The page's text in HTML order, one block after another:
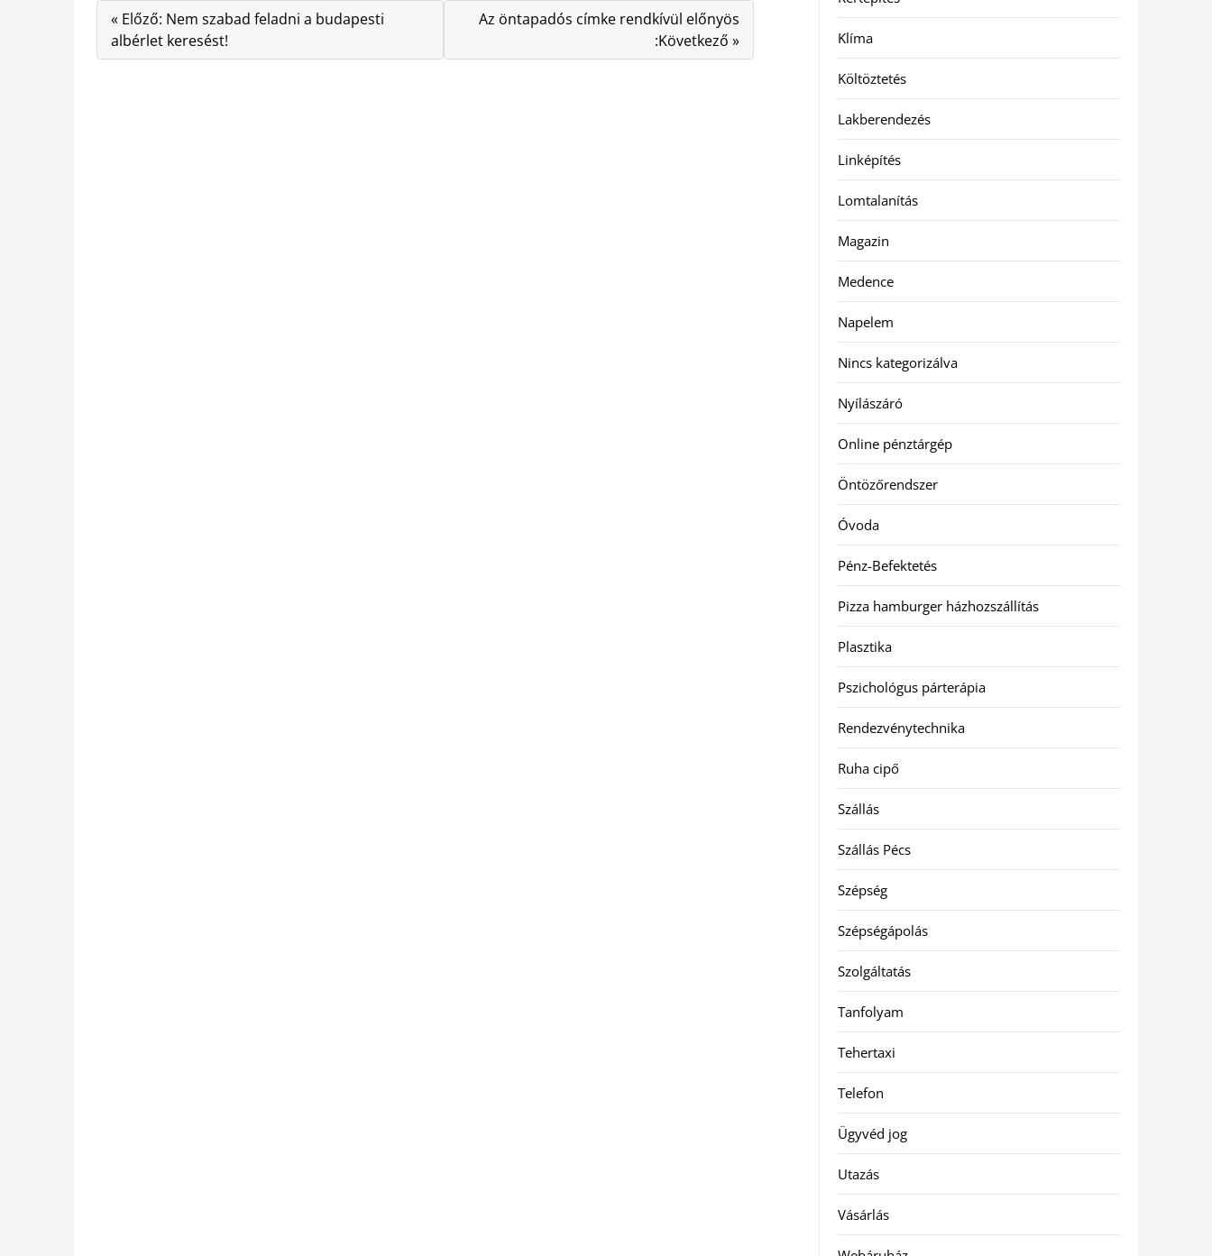
« Előző: Nem szabad feladni a budapesti
albérlet keresést!
Az öntapadós címke rendkívül előnyös
:Következő »
Klíma
Költöztetés
Lakberendezés
Linképítés
Lomtalanítás
Magazin
Medence
Napelem
Nincs kategorizálva
Nyílászáró
Online pénztárgép
Öntözőrendszer
Óvoda
Pénz-Befektetés
Pizza hamburger házhozszállítás
Plasztika
Pszichológus párterápia
Rendezvénytechnika
Ruha cipő
Szállás
Szállás Pécs
Szépség
Szépségápolás
Szolgáltatás
Tanfolyam
Tehertaxi
Telefon
Ügyvéd jog
Utazás
Vásárlás